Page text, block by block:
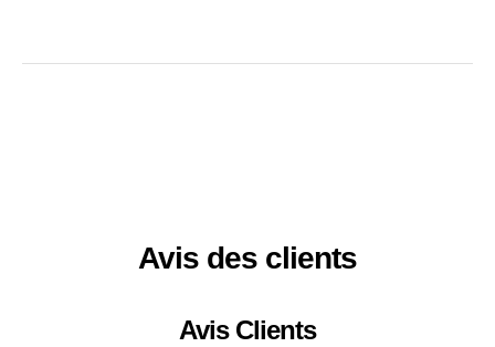
Avis des clients
Avis Clients